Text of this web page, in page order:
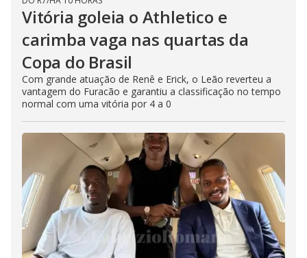
Vitória goleia o Athletico e
carimba vaga nas quartas da
Copa do Brasil
Com grande atuação de Renê e Erick, o Leão reverteu a
vantagem do Furacão e garantiu a classificação no tempo
normal com uma vitória por 4 a 0